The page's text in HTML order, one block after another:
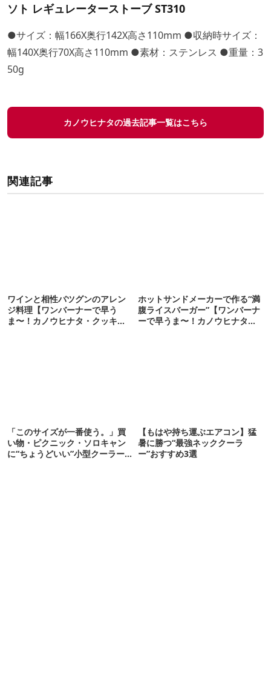
ソト レギュレーターストーブ ST310
●サイズ：幅166X奥行142X高さ110mm ●収納時サイズ：
幅140X奥行70X高さ110mm ●素材：ステンレス ●重量：3
50g
カノウヒナタの過去記事一覧はこちら
関連記事
ワインと相性バツグンのアレン
ジ料理【ワンバーナーで早う
ま〜！カノウヒナタ・クッキン
ホットサンドメーカーで作る“満
腹ライスバーガー”【ワンバーナ
ーで早うま〜！カノウヒナタ・
「このサイズが一番使う。」買
い物・ピクニック・ソロキャン
に“ちょうどいい”小型クーラー
【もはや持ち運ぶエアコン】猛
暑に勝つ“最強ネッククーラ
ー”おすすめ3選